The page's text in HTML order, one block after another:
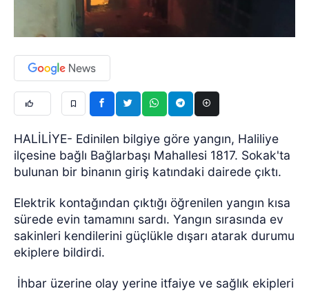
HALİLİYE- Edinilen bilgiye göre yangın, Haliliye
ilçesine bağlı Bağlarbaşı Mahallesi 1817. Sokak'ta
bulunan bir binanın giriş katındaki dairede çıktı.
Elektrik kontağından çıktığı öğrenilen yangın kısa
sürede evin tamamını sardı. Yangın sırasında ev
sakinleri kendilerini güçlükle dışarı atarak durumu
ekiplere bildirdi.
İhbar üzerine olay yerine itfaiye ve sağlık ekipleri